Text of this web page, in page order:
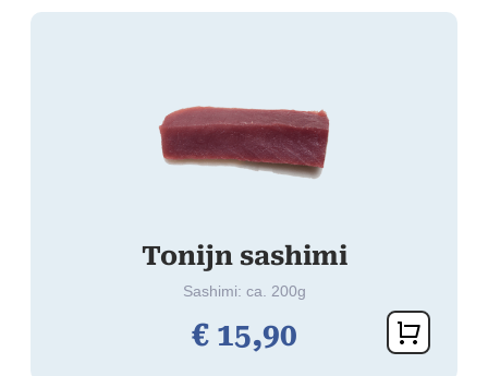
Tonijn sashimi
Sashimi: ca. 200g
€15,90